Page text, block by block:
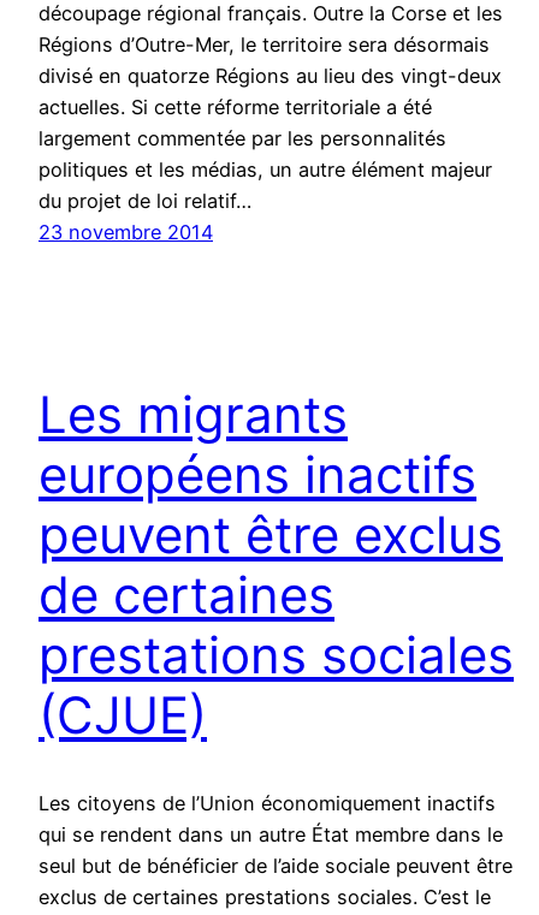
découpage régional français. Outre la Corse et les
Régions d’Outre-Mer, le territoire sera désormais
divisé en quatorze Régions au lieu des vingt-deux
actuelles. Si cette réforme territoriale a été
largement commentée par les personnalités
politiques et les médias, un autre élément majeur
du projet de loi relatif…
23 novembre 2014
Les migrants
européens inactifs
peuvent être exclus
de certaines
prestations sociales
(CJUE)
Les citoyens de l’Union économiquement inactifs
qui se rendent dans un autre État membre dans le
seul but de bénéficier de l’aide sociale peuvent être
exclus de certaines prestations sociales. C’est le